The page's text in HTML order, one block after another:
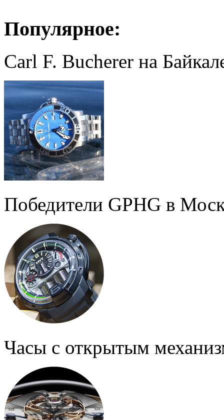
Популярное:
Carl F. Bucherer на
Победители GPHG в
Часы с открытым